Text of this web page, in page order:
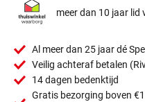
meer dan 10 jaar lid
Al meer dan 25 jaar dé
Veilig achteraf betalen
14 dagen bedenktijd
Gratis bezorging boven